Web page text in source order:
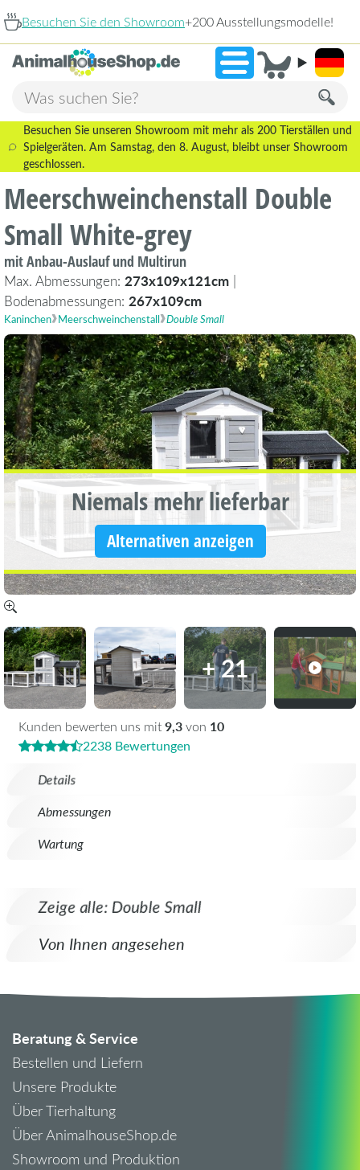
Sie den Showroom+200 Ausstellungsmodelle!
Besuchen Sie unseren Showroom mit mehr als 200 Tierställen und
Spielgeräten. Am Samstag, den 8. August, bleibt unser Showroom
geschlossen.
Meerschweinchenstall Double
Small White-grey
mit Anbau-Auslauf und Multirun
Max. Abmessungen: 273x109x121cm |
Bodenabmessungen: 267x109cm
Kaninchen Meerschweinchenstall Double Small
Niemals mehr lieferbar
Alternativen anzeigen
+ 21
Details
Abmessungen
Wartung
Kunden bewerten uns mit9,3von 10
2238 Bewertungen
Zeige alle: Double Small
Von Ihnen angesehen
Beratung & Service
Bestellen und Liefern
Unsere Produkte
Über Tierhaltung
Über AnimalhouseShop.de
Showroom und Produktion